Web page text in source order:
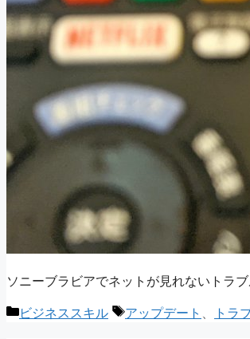
ソニーブラビアでネットが見れないトラ
カ
ビジネススキル
タ
アップデート トラ